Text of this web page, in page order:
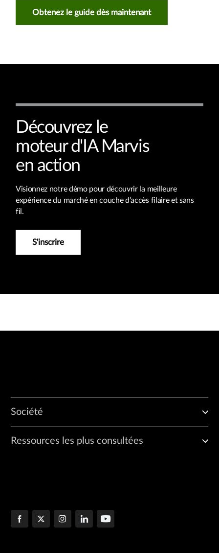
Obtenez le guide dès maintenant
Découvrez le
moteur d'IA Marvis
en action
Visionnez notre démo pour découvrir la meilleure
expérience du marché en couche d’accès filaire et sans
fil.
S'inscrire
Société
Ressources les plus consultées